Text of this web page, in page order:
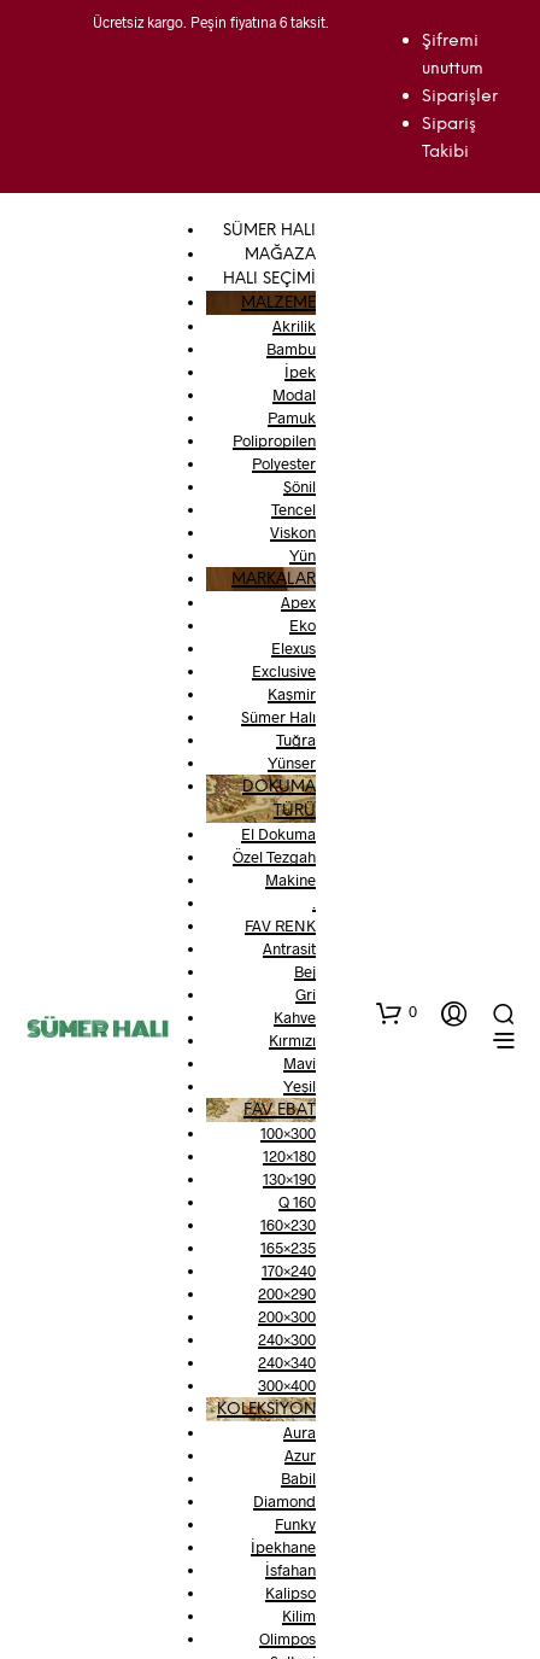
Ücretsiz kargo. Peşin fiyatına 6 taksit.
Şifremi
unuttum
Siparişler
Sipariş
Takibi
SÜMER HALI
MAĞAZA
HALI SEÇİMİ
MALZEME
Akrilik
Bambu
İpek
Modal
Pamuk
Polipropilen
Polyester
Şönil
Tencel
Viskon
Yün
MARKALAR
Apex
Eko
Elexus
Exclusive
Kaşmir
Sümer Halı
Tuğra
Yünser
DOKUMA
TÜRÜ
El Dokuma
Özel Tezgah
Makine
FAV RENK
Antrasit
Bej
Gri
Kahve
Kırmızı
Mavi
Yeşil
FAV EBAT
100×300
120×180
130×190
Q 160
160×230
165×235
170×240
200×290
200×300
240×300
240×340
300×400
KOLEKSİYON
Aura
Azur
Babil
Diamond
Funky
İpekhane
İsfahan
Kalipso
Kilim
Olimpos
0